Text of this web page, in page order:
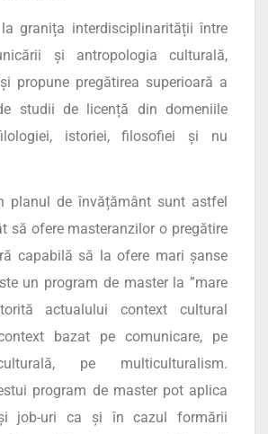
interdisciplinarității între
și antropologia culturală,
propune pregătirea superioară a
studii de licență din domeniile
istoriei, filosofiei și nu
planul de învățământ sunt astfel
să ofere masteranzilor o pregătire
capabilă să la ofere mari șanse
un program de master la ”mare
actualului context cultural
bazat pe comunicare, pe
pe multiculturalism.
program de master pot aplica
job-uri ca și în cazul formării